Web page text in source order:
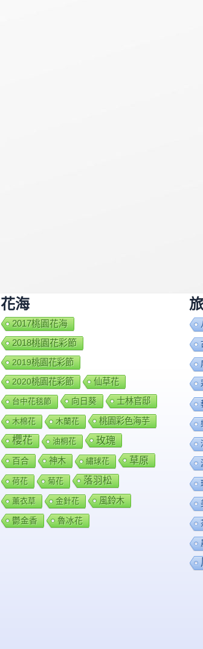
花海
2017桃園花海
2018桃園花彩節
2019桃園花彩節
2020桃園花彩節
仙草花
台中花毯節 向日葵 士林官邸
木棉花 木蘭花 桃園彩色海芋
櫻花 油桐花 玫瑰
百合 神木 繡球花 草原
荷花 菊花 落羽松
薰衣草 金針花 風鈴木
鬱金香 魯冰花